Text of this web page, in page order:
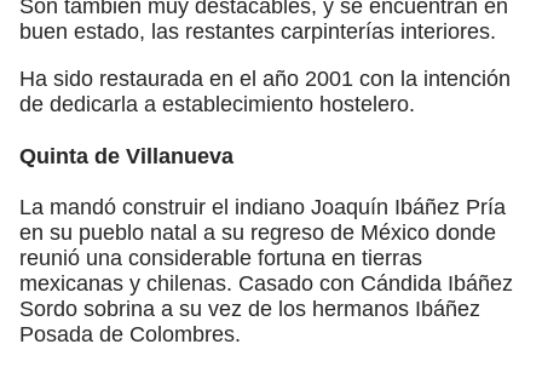
Son también muy destacables, y se encuentran en
buen estado, las restantes carpinterías interiores.
Ha sido restaurada en el año 2001 con la intención
de dedicarla a establecimiento hostelero.
Quinta de Villanueva
La mandó construir el indiano Joaquín Ibáñez Pría
en su pueblo natal a su regreso de México donde
reunió una considerable fortuna en tierras
mexicanas y chilenas. Casado con Cándida Ibáñez
Sordo sobrina a su vez de los hermanos Ibáñez
Posada de Colombres.